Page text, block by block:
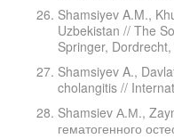
Shamsiyev A.M.,
Uzbekistan // The
Springer,
Shamsiyev A.,
cholangitis //
Shamsiev А.М.,
гематогенного